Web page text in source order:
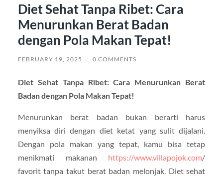
Diet Sehat Tanpa Ribet: Cara
Menurunkan Berat Badan
dengan Pola Makan Tepat!
FEBRUARY 19, 2025 / 0 COMMENTS
Diet Sehat Tanpa Ribet: Cara Menurunkan Berat
Badan dengan Pola Makan Tepat!
Menurunkan berat badan bukan berarti harus
menyiksa diri dengan diet ketat yang sulit dijalani.
Dengan pola makan yang tepat, kamu bisa tetap
menikmati makanan https://www.villapojok.com/
favorit tanpa takut berat badan melonjak. Diet sehat